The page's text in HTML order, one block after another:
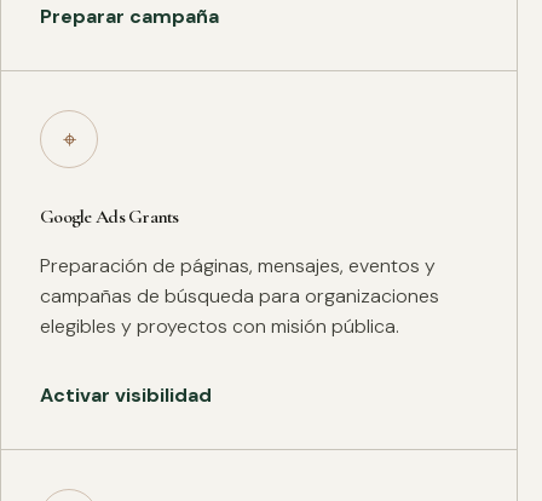
Preparar campaña
⌖
Google Ads Grants
Preparación de páginas, mensajes, eventos y
campañas de búsqueda para organizaciones
elegibles y proyectos con misión pública.
Activar visibilidad